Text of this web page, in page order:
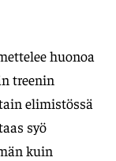
huonoa
treenin
elimistössä
syö
kuin